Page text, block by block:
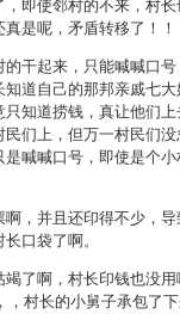
即使邻村的不来，村
是呢，矛盾转移了！！
干起来，只能喊喊口
道自己的那邦亲戚七
知道捞钱，真让他们
们上，但万一村民们
是喊喊口号，即使是个
，并且还印得不少，
口袋了啊。
了啊，村长印钱也没
，村长的小舅子承包了